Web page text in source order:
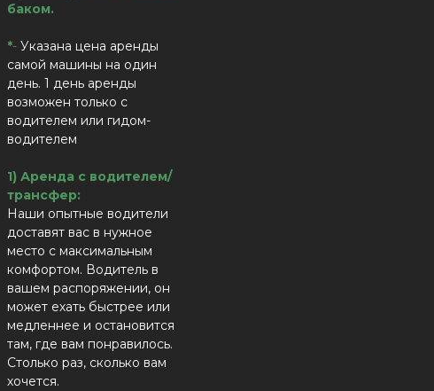
баком.
*- Указана цена аренды
самой машины на один
день. 1 день аренды
возможен только с
водителем или гидом-
водителем
1) Аренда с водителем/
трансфер:
Наши опытные водители
доставят вас в нужное
место с максимальным
комфортом. Водитель в
вашем распоряжении, он
может ехать быстрее или
медленнее и остановится
там, где вам понравилось.
Столько раз, сколько вам
хочется.